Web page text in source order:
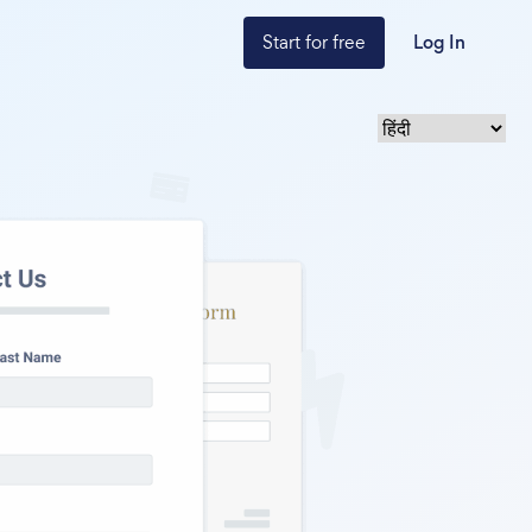
Start for free Log In